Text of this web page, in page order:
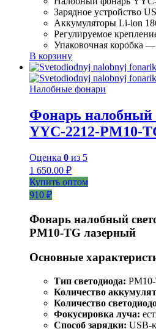
Зарядное устройство
Аккумуляторы Li-ion
Регулируемое
Упаковочная коробка
В корзину
Налобные фонари
Фонарь налобный
YYC-2212-PM10-
Оценка 0 из 5
1 650.00 ₽
Купить оптом
910 ₽
Фонарь налобный
PM10-TG лазерный
Основные
Тип светодиода:
Количество
Количество
Фокусировка луча:
Способ зарядки: USB-